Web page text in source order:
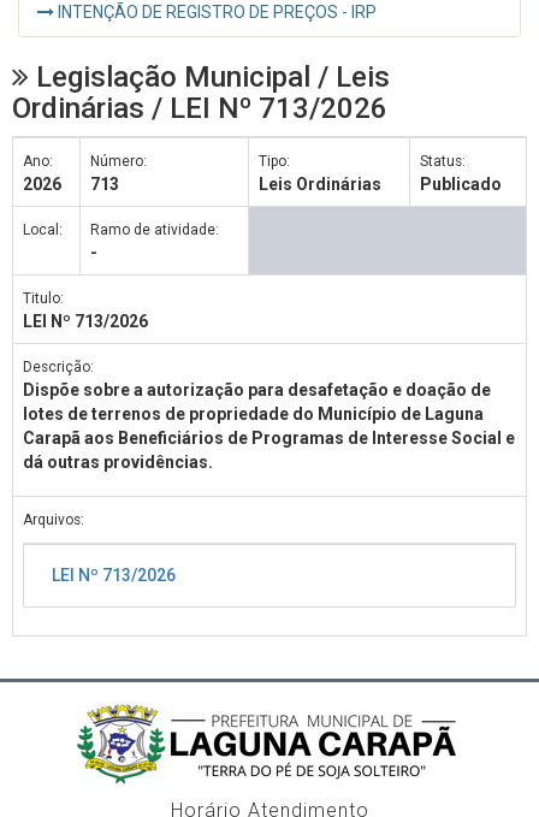
INTENÇÃO DE REGISTRO DE PREÇOS - IRP
Legislação Municipal / Leis
Ordinárias / LEI Nº 713/2026
Ano:
2026
Número:
713
Tipo:
Leis Ordinárias
Status:
Publicado
Local: Ramo de atividade:
-
Titulo:
LEI Nº 713/2026
Descrição:
Dispõe sobre a autorização para desafetação e doação de
lotes de terrenos de propriedade do Município de Laguna
Carapã aos Beneficiários de Programas de Interesse Social e
dá outras providências.
Arquivos:
LEI Nº 713/2026
Horário Atendimento